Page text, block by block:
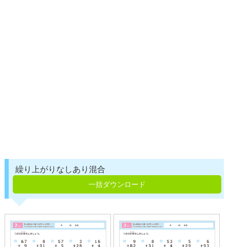
繰り上がりなしあり混合
一括ダウンロード